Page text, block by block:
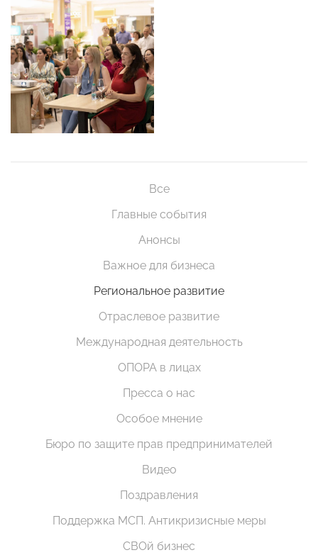
Все
Главные события
Анонсы
Важное для бизнеса
Региональное развитие
Отраслевое развитие
Международная деятельность
ОПОРА в лицах
Пресса о нас
Особое мнение
Бюро по защите прав предпринимателей
Видео
Поздравления
Поддержка МСП. Антикризисные меры
СВОй бизнес